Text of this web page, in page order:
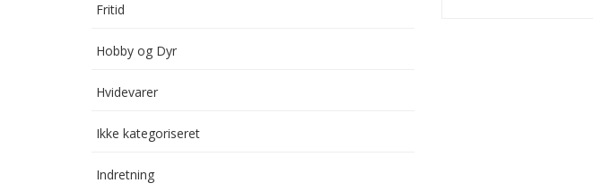
Fritid
Hobby og Dyr
Hvidevarer
Ikke kategoriseret
Indretning